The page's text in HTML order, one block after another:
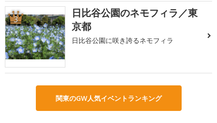
3
日比谷公園のネモフィラ／東
京都
日比谷公園に咲き誇るネモフィラ
関東のGW人気イベントランキング